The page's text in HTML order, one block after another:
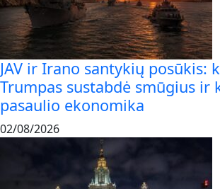
JAV ir Irano santykių posūkis:
Trumpas sustabdė smūgius ir
pasaulio ekonomika
02/08/2026